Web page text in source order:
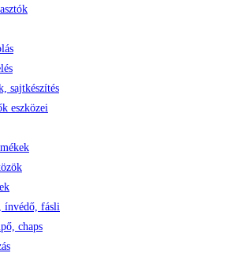
sajtkészítés
eszközei
ínvédő, fásli
chaps